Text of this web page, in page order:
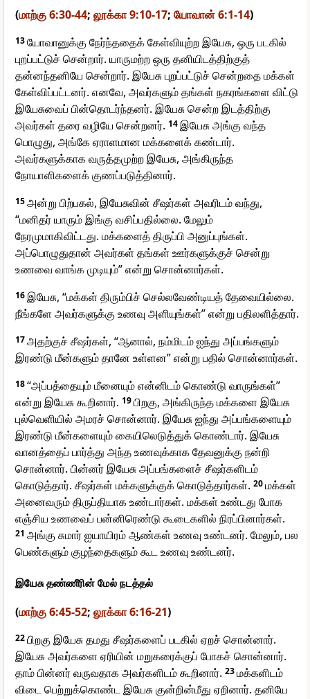
(மாற்கு 6:30-44; லூக்கா 9:10-17; யோவான் 6:1-14)
13யோவானுக்கு நேர்ந்ததைக் கேள்வியுற்ற இயேசு, ஒரு படகில்
புறப்பட்டுச் சென்றார். யாருமற்ற ஒரு தனியிடத்திற்குத்
தன்னந்தனியே சென்றார். இயேசு புறப்பட்டுச் சென்றதை மக்கள்
கேள்விப்பட்டனர். எனவே, அவர்களும் தங்கள் நகரங்களை விட்டு
இயேசுவைப் பின்தொடர்ந்தனர். இயேசு சென்ற இடத்திற்கு
அவர்கள் தரை வழியே சென்றனர். 14இயேசு அங்கு வந்த
பொழுது, அங்கே ஏராளமான மக்களைக் கண்டார்.
அவர்களுக்காக வருத்தமுற்ற இயேசு, அங்கிருந்த
நோயாளிகளைக் குணப்படுத்தினார்.
15அன்று பிற்பகல், இயேசுவின் சீஷர்கள் அவரிடம் வந்து,
“மனிதர் யாரும் இங்கு வசிப்பதில்லை. மேலும்
நேரமுமாகிவிட்டது. மக்களைத் திருப்பி அனுப்புங்கள்.
அப்பொழுதுதான் அவர்கள் தங்கள் ஊர்களுக்குச் சென்று
உணவை வாங்க முடியும்” என்று சொன்னார்கள்.
16இயேசு, “மக்கள் திரும்பிச் செல்லவேண்டியத் தேவையில்லை.
நீங்களே அவர்களுக்கு உணவு அளியுங்கள்” என்று பதிலளித்தார்.
17அதற்குச் சீஷர்கள், “ஆனால், நம்மிடம் ஐந்து அப்பங்களும்
இரண்டு மீன்களும் தானே உள்ளன” என்று பதில் சொன்னார்கள்.
18“அப்பத்தையும் மீனையும் என்னிடம் கொண்டு வாருங்கள்”
என்று இயேசு கூறினார். 19பிறகு, அங்கிருந்த மக்களை இயேசு
புல்வெளியில் அமரச் சொன்னார். இயேசு ஐந்து அப்பங்களையும்
இரண்டு மீன்களையும் கையிலெடுத்துக் கொண்டார். இயேசு
வானத்தைப் பார்த்து அந்த உணவுக்காக தேவனுக்கு நன்றி
சொன்னார். பின்னர் இயேசு அப்பங்களைச் சீஷர்களிடம்
கொடுத்தார். சீஷர்கள் மக்களுக்குக் கொடுத்தார்கள். 20மக்கள்
அனைவரும் திருப்தியாக உண்டார்கள். மக்கள் உண்டது போக
எஞ்சிய உணவைப் பன்னிரெண்டு கூடைகளில் நிரப்பினார்கள்.
21 அங்கு சுமார் ஐயாயிரம் ஆண்கள் உணவு உண்டனர். மேலும், பல
பெண்களும் குழந்தைகளும் கூட உணவு உண்டனர்.
இயேசு தண்ணீரின் மேல் நடத்தல்
(மாற்கு 6:45-52; லூக்கா 6:16-21)
22பிறகு இயேசு தமது சீஷர்களைப் படகில் ஏறச் சொன்னார்.
இயேசு அவர்களை ஏரியின் மறுகரைக்குப் போகச் சொன்னார்.
தாம் பின்னர் வருவதாக அவர்களிடம் கூறினார். 23மக்களிடம்
விடை பெற்றுக்கொண்ட இயேசு குன்றின்மீது ஏறினார். தனியே